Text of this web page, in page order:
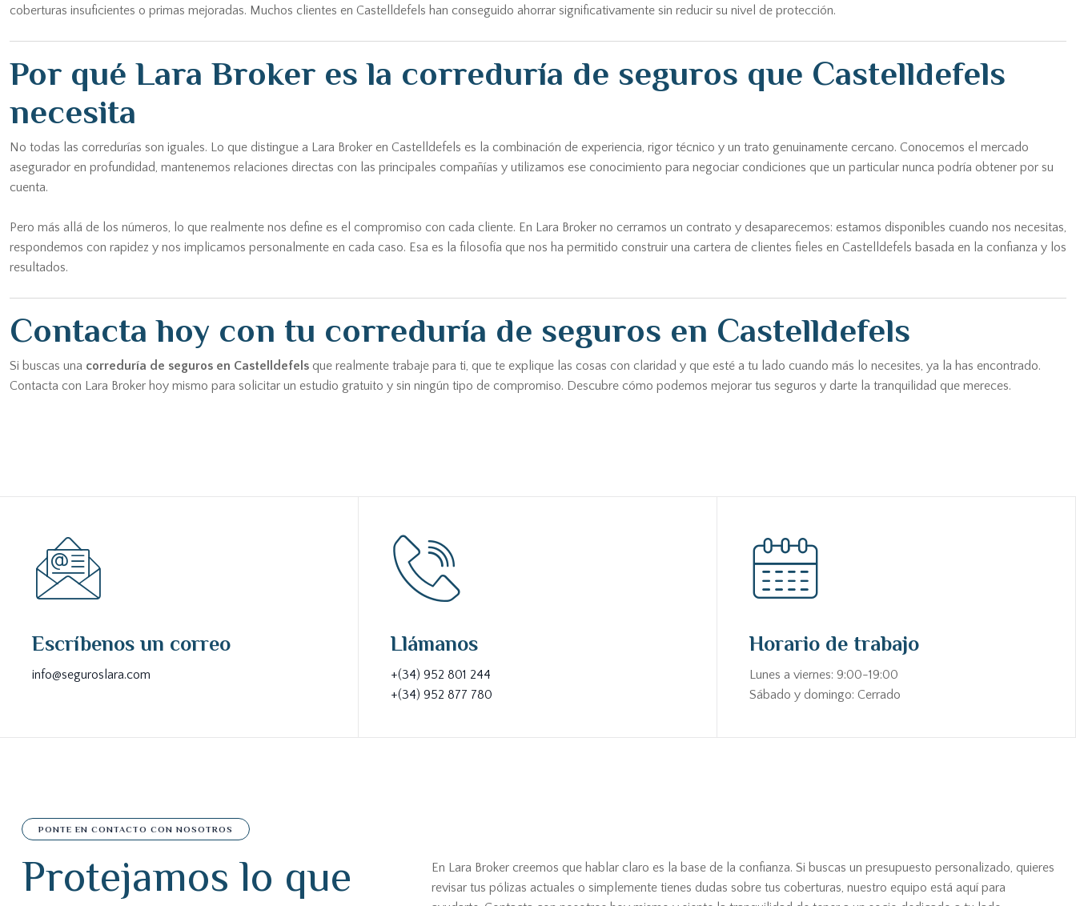
coberturas insuficientes o primas mejoradas. Muchos clientes en Castelldefels han conseguido ahorrar significativamente sin reducir su nivel de protección.
Por qué Lara Broker es la correduría de seguros que Castelldefels
necesita
No todas las corredurías son iguales. Lo que distingue a Lara Broker en Castelldefels es la combinación de experiencia, rigor técnico y un trato genuinamente cercano. Conocemos el mercado
asegurador en profundidad, mantenemos relaciones directas con las principales compañías y utilizamos ese conocimiento para negociar condiciones que un particular nunca podría obtener por su
cuenta.
Pero más allá de los números, lo que realmente nos define es el compromiso con cada cliente. En Lara Broker no cerramos un contrato y desaparecemos: estamos disponibles cuando nos necesitas,
respondemos con rapidez y nos implicamos personalmente en cada caso. Esa es la filosofía que nos ha permitido construir una cartera de clientes fieles en Castelldefels basada en la confianza y los
resultados.
Contacta hoy con tu correduría de seguros en Castelldefels
Si buscas una correduría de seguros en Castelldefels que realmente trabaje para ti, que te explique las cosas con claridad y que esté a tu lado cuando más lo necesites, ya la has encontrado.
Contacta con Lara Broker hoy mismo para solicitar un estudio gratuito y sin ningún tipo de compromiso. Descubre cómo podemos mejorar tus seguros y darte la tranquilidad que mereces.
Escríbenos un correo
info@seguroslara.com
Llámanos
+(34) 952 801 244
+(34) 952 877 780
Horario de trabajo
Lunes a viernes: 9:00-19:00
Sábado y domingo: Cerrado
PONTE EN CONTACTO CON NOSOTROS
Protejamos lo que
En Lara Broker creemos que hablar claro es la base de la confianza. Si buscas un presupuesto personalizado, quieres
revisar tus pólizas actuales o simplemente tienes dudas sobre tus coberturas, nuestro equipo está aquí para